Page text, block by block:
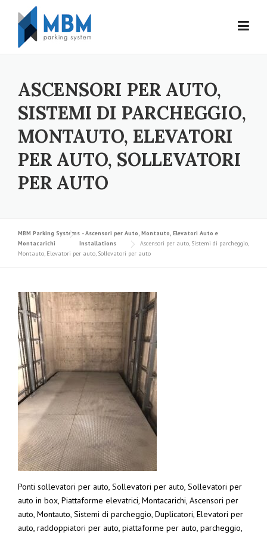
Skip to content
ASCENSORI PER AUTO,
SISTEMI DI PARCHEGGIO,
MONTAUTO, ELEVATORI
PER AUTO, SOLLEVATORI
PER AUTO
MBM Parking Systems - Ascensori per Auto, Montauto, Elevatori Auto e
Montacarichi
Installations
Ascensori per auto, Sistemi di parcheggio,
Montauto, Elevatori per auto, Sollevatori per auto
Ponti sollevatori per auto, Sollevatori per auto, Sollevatori per
auto in box, Piattaforme elevatrici, Montacarichi, Ascensori per
auto, Montauto, Sistemi di parcheggio, Duplicatori, Elevatori per
auto, raddoppiatori per auto, piattaforme per auto, parcheggio,